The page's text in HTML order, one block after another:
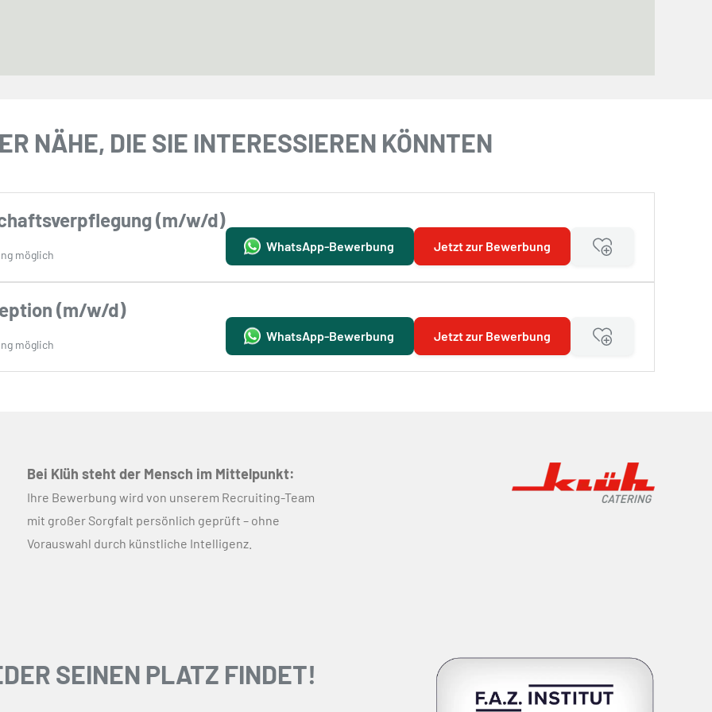
NÄHE, DIE SIE INTERESSIEREN KÖNNTEN
(m/w/d)
möglich
WhatsApp-Bewerbung Jetzt zur Bewerbung
(m/w/d)
möglich
WhatsApp-Bewerbung Jetzt zur Bewerbung
Bei Klüh steht der Mensch im Mittelpunkt:
Ihre Bewerbung wird von unserem Recruiting-Team
mit großer Sorgfalt persönlich geprüft – ohne
Vorauswahl durch künstliche Intelligenz.
SEINEN PLATZ FINDET!